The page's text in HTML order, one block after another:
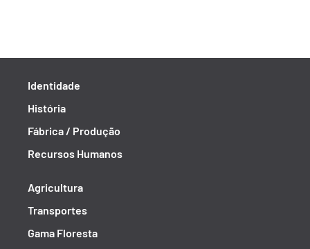
Identidade
História
Fábrica / Produção
Recursos Humanos
Agricultura
Transportes
Gama Floresta